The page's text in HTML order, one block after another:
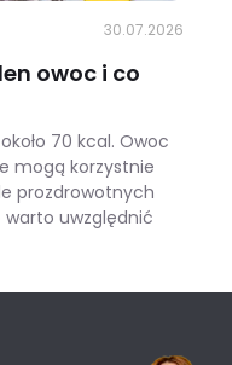
30.07.2026
owoc i co
70 kcal. Owoc
mogą korzystnie
prozdrowotnych
warto uwzględnić